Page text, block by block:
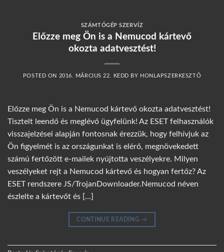
SZÁMTÓGÉP SZERVÍZ
Előzze meg Ön is a Nemucod kártevő
okozta adatvesztést!
POSTED ON 2016. MÁRCIUS 22. KEDD BY HONLAPSZERKESZTŐ
Előzze meg Ön is a Nemucod kártevő okozta adatvesztést!
Tisztelt leendő és meglévő ügyfelünk! Az ESET felhasználók
visszajelzései alapján fontosnak érezzük, hogy felhívjuk az
Ön figyelmét is az országunkat is elérő, megnövekedett
számú fertőzött e-mailek nyújtotta veszélyekre. Milyen
veszélyeket rejt a Nemucod kártevő és hogyan fertőz? Az
ESET rendszere JS/TrojanDownloader.Nemucod néven
észlelte a kártevőt és […]
CONTINUE READING →